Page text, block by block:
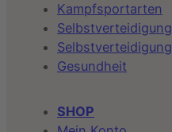
Kampfsportarten
Selbstverteidigung
Gesundheit
SHOP